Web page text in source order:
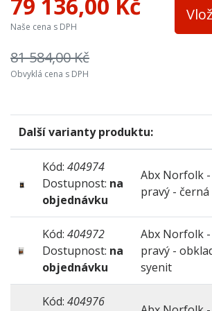
79 136,00 Kč
Naše cena s DPH
81 584,00 Kč
Obvyklá cena s DPH
Další varianty produktu:
Kód: 404974
Dostupnost: na
objednávku
Abx Norfolk -
pravý - černá
Kód: 404972
Dostupnost: na
objednávku
Abx Norfolk -
pravý -
syenit
Kód: 404976